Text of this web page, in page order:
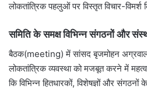
लोकतांत्रिक पहलुओं पर विस्तृत विचार-विमर्श
समिति के समक्ष विभिन्न संगठनों और
बैठक(meeting) में सांसद बृजमोहन अग्रवाल
लोकतांत्रिक व्यवस्था को मजबूत करने में
कि विभिन्न हितधारकों, विशेषज्ञों और